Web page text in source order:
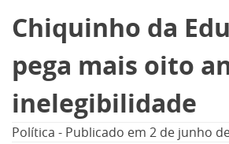
Geral
Cidades
Política
por:
Chiquinho da
pega mais oito
inelegibilidade
Política - Publicado em 2 de junho